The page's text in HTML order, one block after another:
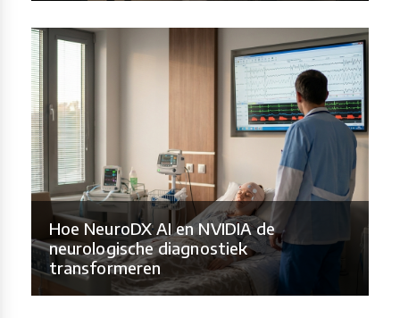
Hoe NeuroDX AI en NVIDIA de
neurologische diagnostiek
transformeren